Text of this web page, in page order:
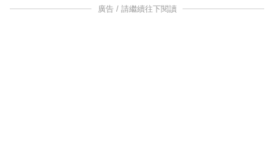
廣告 / 請繼續往下閱讀